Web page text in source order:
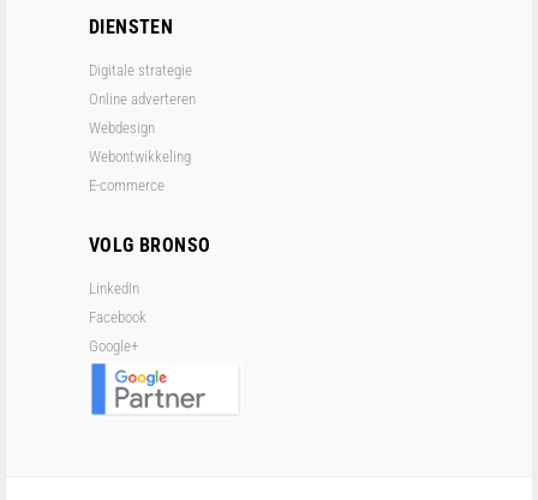
DIENSTEN
Digitale strategie
Online adverteren
Webdesign
Webontwikkeling
E-commerce
VOLG BRONSO
LinkedIn
Facebook
Google+